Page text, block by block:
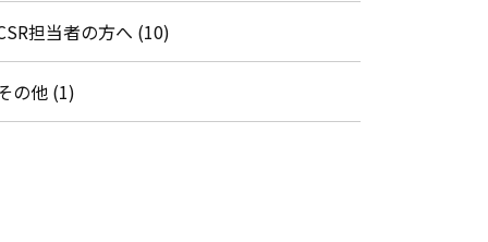
担当者の方へ (10)
の他 (1)